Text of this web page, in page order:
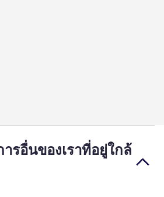
รอื่นของเราที่อยู่ใกล้